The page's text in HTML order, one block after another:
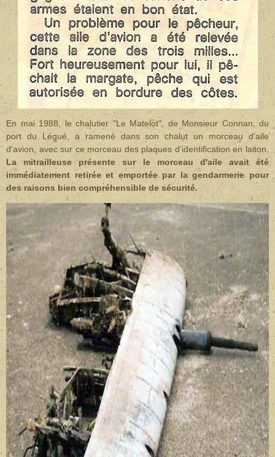
En mai 1988, le chalutier "Le Matelot", de Monsieur Connan, du
port du Légué, a ramené dans son chalut un morceau d'aile
d'avion, avec sur ce morceau des plaques d'identification en laiton.
La mitrailleuse présente sur le morceau d'aile avait été
immédiatement retirée et emportée par la gendarmerie pour
des raisons bien compréhensible de sécurité.